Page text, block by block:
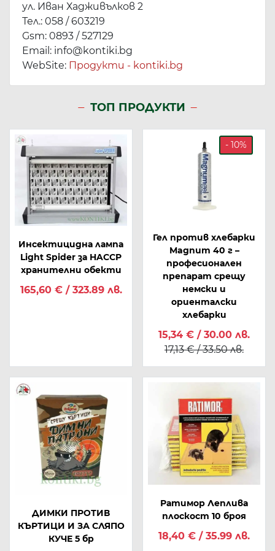
ул. Иван Хадживълков 2
Тел.: 058 / 603219
Gsm: 0893 / 527129
Email: info@kontiki.bg
WebSite: Продукти - kontiki.bg
ТОП ПРОДУКТИ
Инсектицидна лампа
Light Spider за HACCP
хранителни обекти
165,60 € / 323.89 лв.
Гел против хлебарки
Magnum 40 г –
професионален
препарат срещу
немски и
ориенталски
хлебарки
15,34 € / 30.00 лв.
17,13 € / 33.50 лв.
- 10%
ДИМКИ ПРОТИВ
КЪРТИЦИ И ЗА СЛЯПО
КУЧЕ 5 бр
Ратимор Леплива
плоскост 10 броя
18,40 € / 35.99 лв.